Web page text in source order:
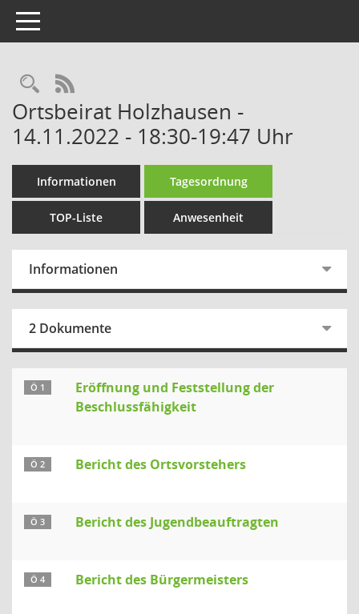
Toggle navigation
Rechercheauswahl
RSS-Feed
Ortsbeirat Holzhausen -
14.11.2022 - 18:30-19:47 Uhr
Informationen Tagesordnung
TOP-Liste Anwesenheit
Informationen
2 Dokumente
Ö 1
Eröffnung und Feststellung der
Beschlussfähigkeit
Ö 2 Bericht des Ortsvorstehers
Ö 3 Bericht des Jugendbeauftragten
Ö 4 Bericht des Bürgermeisters